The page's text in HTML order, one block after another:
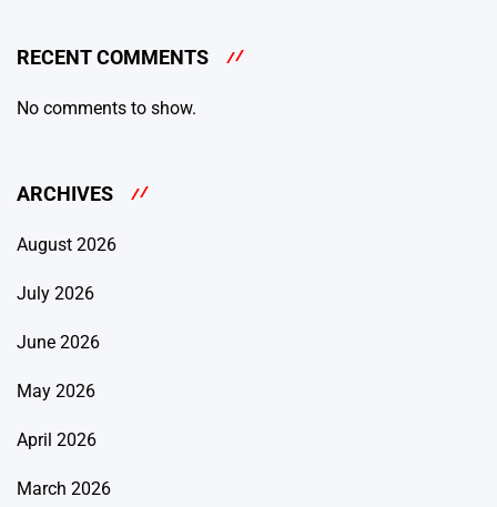
RECENT COMMENTS
No comments to show.
ARCHIVES
August 2026
July 2026
June 2026
May 2026
April 2026
March 2026